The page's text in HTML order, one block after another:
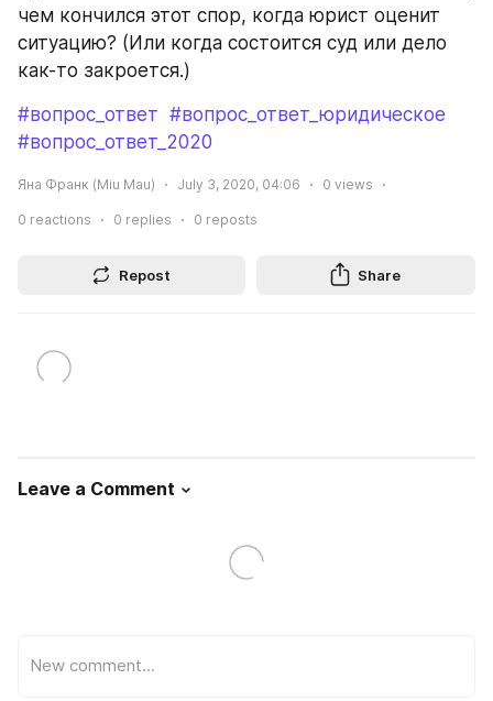
чем кончился этот спор, когда юрист оценит
ситуацию? (Или когда состоится суд или дело
как-то закроется.)
#вопрос_ответ #вопрос_ответ_юридическое
#вопрос_ответ_2020
Яна Франк (Miu Mau) July 3, 2020, 04:06 0 views
0 reactions 0 replies 0 reposts
Repost Share
Leave a Comment